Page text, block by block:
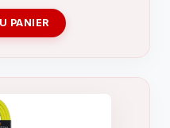
PANIER